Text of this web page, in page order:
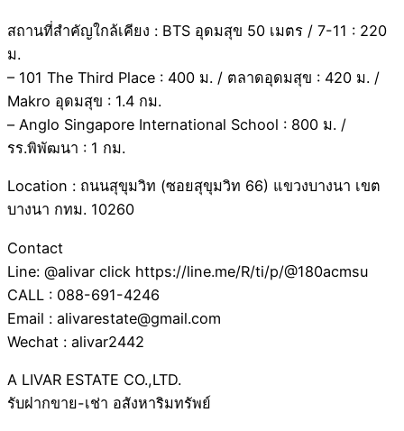
สถานที่สำคัญใกล้เคียง : BTS อุดมสุข 50 เมตร / 7-11 : 220
ม.
– 101 The Third Place : 400 ม. / ตลาดอุดมสุข : 420 ม. /
Makro อุดมสุข : 1.4 กม.
– Anglo Singapore International School : 800 ม. /
รร.พิพัฒนา : 1 กม.
Location : ถนนสุขุมวิท (ซอยสุขุมวิท 66) แขวงบางนา เขต
บางนา กทม. 10260
Contact
Line: @alivar click https://line.me/R/ti/p/@180acmsu
CALL : 088-691-4246
Email : alivarestate@gmail.com
Wechat : alivar2442
A LIVAR ESTATE CO.,LTD.
รับฝากขาย-เช่า อสังหาริมทรัพย์